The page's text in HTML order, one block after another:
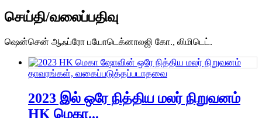
செய்தி/வலைப்பதிவு
ஷென்சென் ஆஃப்ரோ பயோடெக்னாலஜி கோ., லிமிடெட்.
தாவரங்கள், வகைப்படுத்தப்படாதவை
2023 இல் ஒரே நித்திய மலர் நிறுவனம்
HK மெகா...